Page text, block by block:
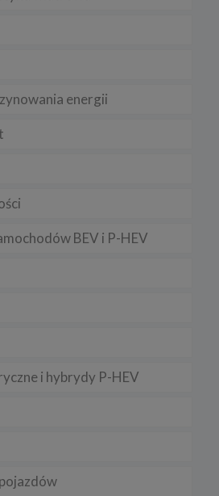
energii
BEV i P-HEV
i hybrydy P-HEV